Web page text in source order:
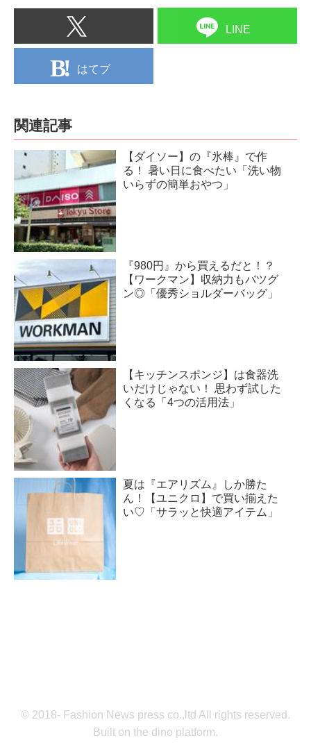
LINE
はてブ
関連記事
【ダイソー】の『氷棒』で作
る！ 暑い日に食べたい「洗い物
いらずの簡単おやつ」
『980円』から買えるだと！？
【ワークマン】収納力もバツグ
ン◎「優秀ショルダーバッグ」
【キッチンスポンジ】は食器洗
いだけじゃない！ 思わず試した
くなる「4つの活用法」
夏は『エアリズム』しか勝た
ん！【ユニクロ】で買い揃えた
い♡「サラッと快適アイテム」
© 2018- Fashion News press co.,ltd All rights reserved.
Built on the dino platform.